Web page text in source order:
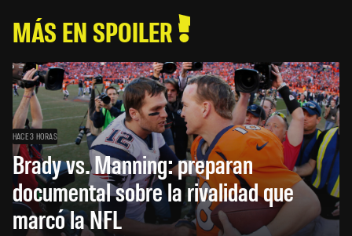
MÁS EN SPOILER
HACE 3 HORAS
Brady vs. Manning: preparan
documental sobre la rivalidad que
marcó la NFL